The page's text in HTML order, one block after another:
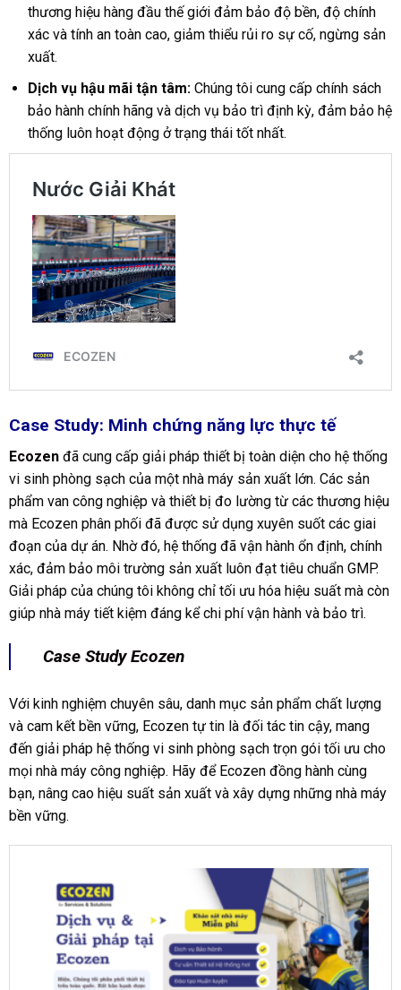
thương hiệu hàng đầu thế giới đảm bảo độ bền, độ chính
xác và tính an toàn cao, giảm thiểu rủi ro sự cố, ngừng sản
xuất.
Dịch vụ hậu mãi tận tâm:Chúng tôi cung cấp chính sách
bảo hành chính hãng và dịch vụ bảo trì định kỳ, đảm bảo hệ
thống luôn hoạt động ở trạng thái tốt nhất.
Case Study: Minh chứng năng lực thực tế
Ecozen đã cung cấp giải pháp thiết bị toàn diện cho hệ thống
vi sinh phòng sạch của một nhà máy sản xuất lớn. Các sản
phẩm van công nghiệp và thiết bị đo lường từ các thương hiệu
mà Ecozen phân phối đã được sử dụng xuyên suốt các giai
đoạn của dự án. Nhờ đó, hệ thống đã vận hành ổn định, chính
xác, đảm bảo môi trường sản xuất luôn đạt tiêu chuẩn GMP.
Giải pháp của chúng tôi không chỉ tối ưu hóa hiệu suất mà còn
giúp nhà máy tiết kiệm đáng kể chi phí vận hành và bảo trì.
Case Study Ecozen
Với kinh nghiệm chuyên sâu, danh mục sản phẩm chất lượng
và cam kết bền vững, Ecozen tự tin là đối tác tin cậy, mang
đến giải pháp hệ thống vi sinh phòng sạch trọn gói tối ưu cho
mọi nhà máy công nghiệp. Hãy để Ecozen đồng hành cùng
bạn, nâng cao hiệu suất sản xuất và xây dựng những nhà máy
bền vững.